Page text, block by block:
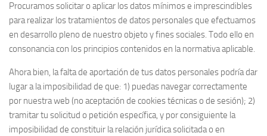
Procuramos solicitar o aplicar los datos mínimos e imprescindibles
para realizar los tratamientos de datos personales que efectuamos
en desarrollo pleno de nuestro objeto y fines sociales. Todo ello en
consonancia con los principios contenidos en la normativa aplicable.
Ahora bien, la falta de aportación de tus datos personales podría dar
lugar a la imposibilidad de que: 1) puedas navegar correctamente
por nuestra web (no aceptación de cookies técnicas o de sesión); 2)
tramitar tu solicitud o petición específica, y por consiguiente la
imposibilidad de constituir la relación jurídica solicitada o en